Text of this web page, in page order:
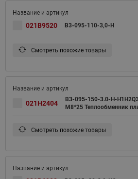
021B9520 B3-095-110-3,0-H
Смотреть похожие товары
021H2404
B3-095-150-3.0-H-
M8*25 Теплообменник
Смотреть похожие товары